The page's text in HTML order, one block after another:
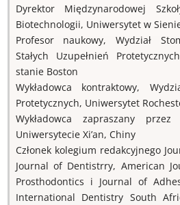
Dyrektor Międzynarodowej
Biotechnologii, Uniwersytet w
Profesor naukowy, Wydział
Stałych Uzupełnień
stanie Boston
Wykładowca kontraktowy,
Protetycznych, Uniwersytet
Wykładowca zapraszany
Uniwersytecie Xi’an, Chiny
Członek kolegium redakcyjnego
Journal of Dentistrry, American
Prosthodontics i Journal of
International Dentistry South